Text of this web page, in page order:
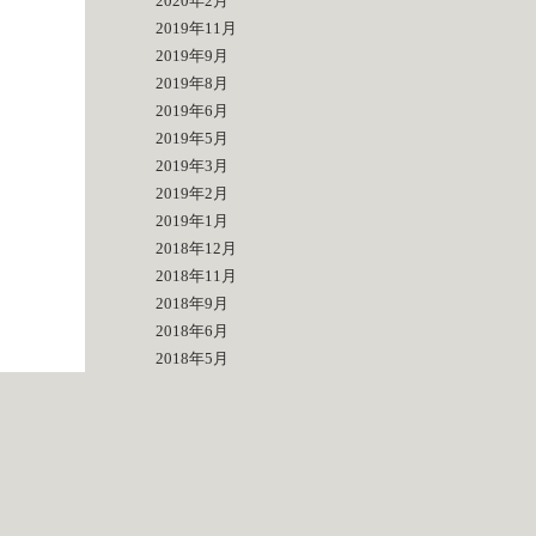
2019年11月
2019年9月
2019年8月
2019年6月
2019年5月
2019年3月
2019年2月
2019年1月
2018年12月
2018年11月
2018年9月
2018年6月
2018年5月